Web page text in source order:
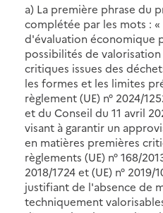
a) La première phrase du
complétée par les mots :
d'évaluation économique
possibilités de
critiques issues des
les formes et les limites
règlement (UE) n° 2024/
et du Conseil du 11 avril
visant à garantir un
en matières premières
règlements (UE) n° 168/
2018/1724 et (UE) n°
justifiant de l'absence de
techniquement